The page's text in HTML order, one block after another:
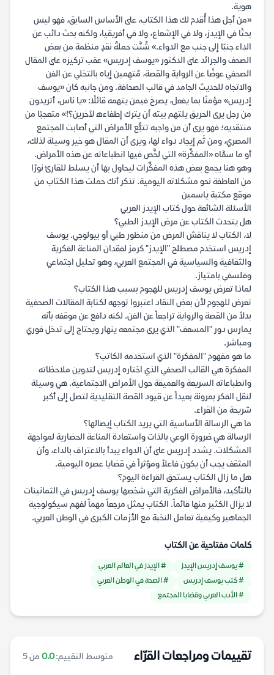
هوية.
«من أجل هذا أُقدم لك هذا الكتاب، على الأساس السابق، فهو ليس
بحثًا في الإيدز، ولا في الإشعاع، ولا في أفريقيا، ولكنه بحث دائب عن
الداء جنبًا إلى جنب مع الدواء.» شُنَّت حملةُ نقدٍ منظمة من بعض
الصحف والجرائد على الدكتور «يوسف إدريس» عقب تركيزه على المقال
الصحفي عوضًا عن الرواية والقصة، مُتهِمين إياه بالتخلي عن الفن
والاتجاه للحديث الجامد في قالب الصحافة. ومن جانبه كان «يوسف
إدريس» مؤمنًا بما يفعل، يصرخ فيمن يتهمه قائلًا: «يا ناس، أتريدون
من رجل يرى الحريق يلتهم بيته أن يترك إطفاءه لآخرين؟!» متعجبًا من
منتقديه؛ فهو يرى أن من واجبه تتبُّع الأمراض التي أصابت المجتمع
المصري، ومن ثَم إيجاد دواء لها، ويرى أن المقال هو خير وسيلة لذلك،
أو ما سمَّاه «المفكِّرة» التي لخَّص فيها انطباعاته عن هذه الأمراض.
وهو هنا يجمع بعض هذه المفكِّرات ليحاول بها أن يسلط للقارئ نورًا
من العاطفة نحو مشكلاته اليومية. تذكر أنك حملت هذا الكتاب من
موقع مكتبة ياسمين
الأسئلة الشائعة حول كتاب الإيدز العربي
هل يتحدث الكتاب عن مرض الإيدز الطبي؟
لا، الكتاب لا يناقش المرض من منظور طبي أو بيولوجي. يوسف
إدريس استخدم مصطلح "الإيدز" كرمز لفقدان المناعة الفكرية
والثقافية والسياسية في المجتمع العربي، وهو تحليل اجتماعي
وفلسفي بامتياز.
لماذا تعرض يوسف إدريس للهجوم بسبب هذا الكتاب؟
تعرض للهجوم لأن بعض النقاد اعتبروا توجهه لكتابة المقالات الصحفية
بدلاً من القصة والرواية تراجعاً عن الفن. لكنه دافع عن موقفه بأنه
يمارس دور "المسعف" الذي يرى مجتمعه ينهار ويحتاج إلى تدخل فوري
ومباشر.
ما هو مفهوم "المفكرة" الذي استخدمه الكاتب؟
المفكرة هي القالب الصحفي الذي اختاره إدريس لتدوين ملاحظاته
وانطباعاته السريعة والعميقة حول الأمراض الاجتماعية. هي وسيلة
لنقل الفكر بمرونة بعيداً عن قيود القصة التقليدية لتصل إلى أكبر
شريحة من القراء.
ما هي الرسالة الأساسية التي يريد الكتاب إيصالها؟
الرسالة هي ضرورة الوعي بالذات واستعادة المناعة الحضارية لمواجهة
المشكلات. يشدد إدريس على أن الدواء يبدأ بالاعتراف بالداء، وأن
المثقف يجب أن يكون فاعلاً ومؤثراً في قضايا عصره اليومية.
هل ما زال الكتاب يستحق القراءة اليوم؟
بالتأكيد، فالأمراض الفكرية التي شخصها يوسف إدريس في الثمانينات
لا يزال الكثير منها قائماً. الكتاب يمثل مرجعاً مهماً لفهم سيكولوجية
الجماهير وكيفية تعامل النخبة مع الأزمات الكبرى في الوطن العربي.
كلمات مفتاحية عن الكتاب
# يوسف إدريس الإيدز
# الإيدز في العالم العربي
# كتب يوسف إدريس
# الصحة في الوطن العربي
# الأدب العربي وقضايا المجتمع
تقييمات ومراجعات القرّاء متوسط التقييم:0.0 من 5